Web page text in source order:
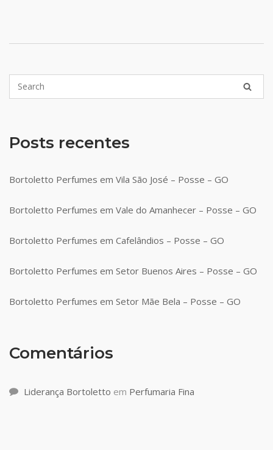
Posts recentes
Bortoletto Perfumes em Vila São José – Posse – GO
Bortoletto Perfumes em Vale do Amanhecer – Posse – GO
Bortoletto Perfumes em Cafelândios – Posse – GO
Bortoletto Perfumes em Setor Buenos Aires – Posse – GO
Bortoletto Perfumes em Setor Mãe Bela – Posse – GO
Comentários
Liderança Bortoletto em Perfumaria Fina